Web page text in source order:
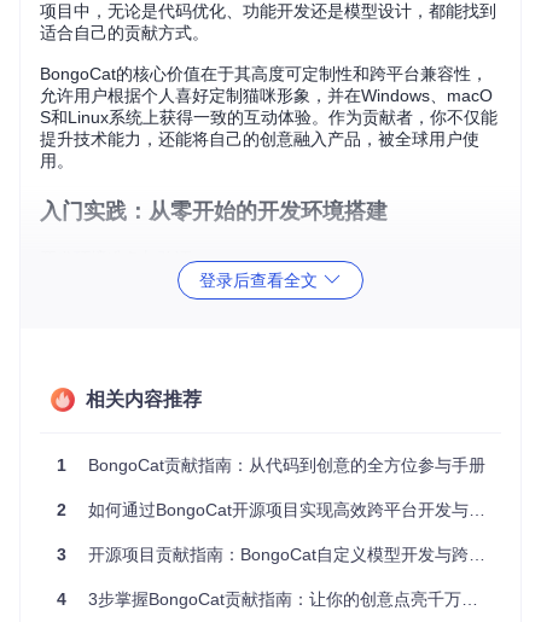
项目中，无论是代码优化、功能开发还是模型设计，都能找到
适合自己的贡献方式。
BongoCat的核心价值在于其高度可定制性和跨平台兼容性，
允许用户根据个人喜好定制猫咪形象，并在Windows、macO
S和Linux系统上获得一致的互动体验。作为贡献者，你不仅能
提升技术能力，还能将自己的创意融入产品，被全球用户使
用。
入门实践：从零开始的开发环境搭建
开发环境准备与验证
：在本地计算机上搭建完整的BongoCat开发环境
获取项目代码
登录后查看全文
相关内容推荐
1 BongoCat贡献指南：从代码到创意的全方位参与手册
2 如何通过BongoCat开源项目实现高效跨平台开发与自定义角色创作
3 开源项目贡献指南：BongoCat自定义模型开发与跨平台应用实践
4 3步掌握BongoCat贡献指南：让你的创意点亮千万用户的桌面